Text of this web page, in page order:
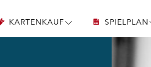
KARTENKAUF UNTERMENÜSPIELPLAN